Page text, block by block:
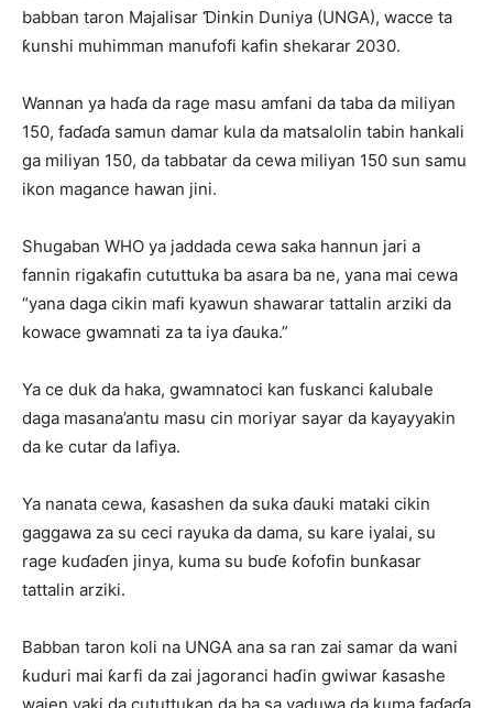
babban taron Majalisar Ɗinkin Duniya (UNGA), wacce ta
ƙunshi muhimman manufofi kafin shekarar 2030.
Wannan ya haɗa da rage masu amfani da taba da miliyan
150, faɗaɗa samun damar kula da matsalolin tabin hankali
ga miliyan 150, da tabbatar da cewa miliyan 150 sun samu
ikon magance hawan jini.
Shugaban WHO ya jaddada cewa saka hannun jari a
fannin rigakafin cututtuka ba asara ba ne, yana mai cewa
“yana daga cikin mafi kyawun shawarar tattalin arziki da
kowace gwamnati za ta iya ɗauka.”
Ya ce duk da haka, gwamnatoci kan fuskanci ƙalubale
daga masana’antu masu cin moriyar sayar da kayayyakin
da ke cutar da lafiya.
Ya nanata cewa, ƙasashen da suka ɗauki mataki cikin
gaggawa za su ceci rayuka da dama, su kare iyalai, su
rage kuɗaɗen jinya, kuma su buɗe ƙofofin bunƙasar
tattalin arziki.
Babban taron koli na UNGA ana sa ran zai samar da wani
ƙuduri mai ƙarfi da zai jagoranci haɗin gwiwar ƙasashe
wajen yaki da cututtukan da ba sa yaduwa da kuma faɗaɗa